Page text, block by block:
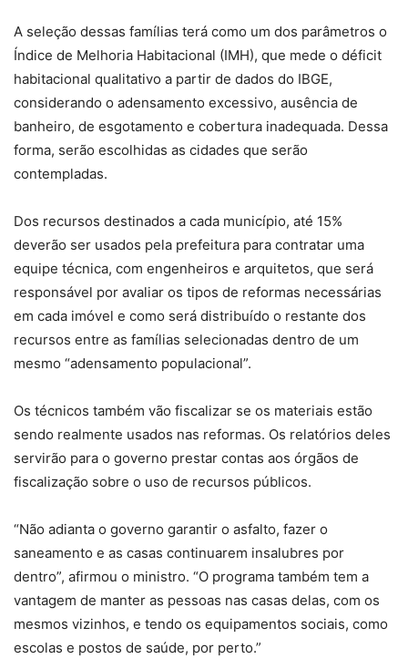
A seleção dessas famílias terá como um dos parâmetros o
Índice de Melhoria Habitacional (IMH), que mede o déficit
habitacional qualitativo a partir de dados do IBGE,
considerando o adensamento excessivo, ausência de
banheiro, de esgotamento e cobertura inadequada. Dessa
forma, serão escolhidas as cidades que serão
contempladas.
Dos recursos destinados a cada município, até 15%
deverão ser usados pela prefeitura para contratar uma
equipe técnica, com engenheiros e arquitetos, que será
responsável por avaliar os tipos de reformas necessárias
em cada imóvel e como será distribuído o restante dos
recursos entre as famílias selecionadas dentro de um
mesmo “adensamento populacional”.
Os técnicos também vão fiscalizar se os materiais estão
sendo realmente usados nas reformas. Os relatórios deles
servirão para o governo prestar contas aos órgãos de
fiscalização sobre o uso de recursos públicos.
“Não adianta o governo garantir o asfalto, fazer o
saneamento e as casas continuarem insalubres por
dentro”, afirmou o ministro. “O programa também tem a
vantagem de manter as pessoas nas casas delas, com os
mesmos vizinhos, e tendo os equipamentos sociais, como
escolas e postos de saúde, por perto.”